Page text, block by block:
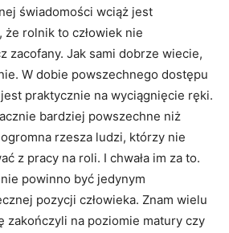
świadomości wciąż jest
rolnik to człowiek nie
zacofany. Jak sami dobrze wiecie,
W dobie powszechnego dostępu
praktycznie na wyciągnięcie ręki.
bardziej powszechne niż
rzesza ludzi, którzy nie
z pracy na roli. I chwała im za to.
powinno być jedynym
pozycji człowieka. Znam wielu
zakończyli na poziomie matury czy